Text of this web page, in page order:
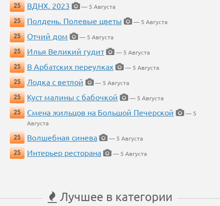
25 ВДНХ, 2023
— 5 Августа
25
Полдень. Полевые цветы
— 5 Августа
25
Отчий дом
— 5 Августа
25
Илья Великий гудит
— 5 Августа
25
В Арбатских переулках
— 5 Августа
25
Лодка с ветлой
— 5 Августа
25
Куст малины с бабочкой
— 5 Августа
25
Смена жильцов на Большой Печерской
— 5
Августа
25
Волшебная синева
— 5 Августа
25
Интерьер ресторана — 5 Августа
Лучшее в категории